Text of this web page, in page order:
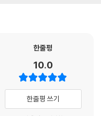
은 곳까지 밀려 들어와 온통 바
각했다.
다. 온갖 형용할 수 없는 감정들
해졌다. 무언가 뜨겁고, 울컥하
몰아쳤다. 그것들은 승우의 속
을 혼자 도맡아 했다. 그래서
다. 그러나 어느 순간 함께 게임
의 실종 신고를 받은 경찰이 공
로 커진다. 과연 겨우 서로의 마
떻게 변할까.
한줄평
10.0
한줄평 쓰기